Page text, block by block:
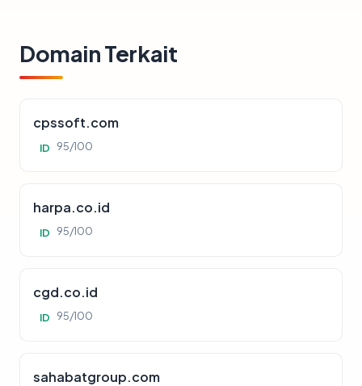
Domain Terkait
cpssoft.com
ID 95/100
harpa.co.id
ID 95/100
cgd.co.id
ID 95/100
sahabatgroup.com